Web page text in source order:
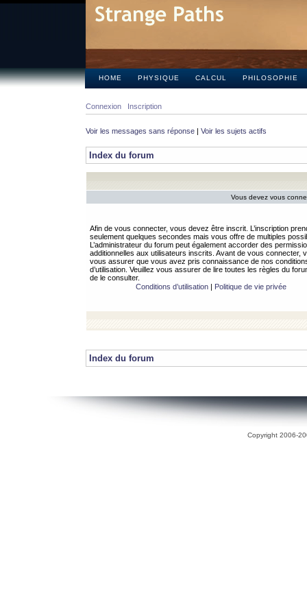
HOME PHYSIQUE CALCUL PHILOSOPHIE
Connexion Inscription
Voir les messages sans réponse | Voir les sujets actifs
Index du forum
Vous devez vous
Afin de vous connecter, vous devez être inscrit. L’inscription
seulement quelques secondes mais vous offre de multiples
L’administrateur du forum peut également accorder des
additionnelles aux utilisateurs inscrits. Avant de vous connecter,
vous assurer que vous avez pris connaissance de nos
d’utilisation. Veuillez vous assurer de lire toutes les règles du
de le consulter.
Conditions d’utilisation| Politique de vie privée
Index du forum
Copyright 2006-